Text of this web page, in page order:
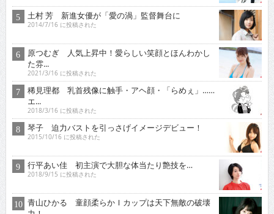
土村 芳 新進女優が「愛の渦」監督舞台に
2014/7/16 に投稿された
原つむぎ 人気上昇中！愛らしい笑顔とほんわかし
た雰...
2021/3/16 に投稿された
稀見理都 乳首残像に触手・アヘ顔・「らめぇ」……
エ...
2018/3/16 に投稿された
琴子 迫力バストを引っさげイメージデビュー！
2015/10/16 に投稿された
行平あい佳 初主演で大胆な体当たり艶技を…
2018/9/15 に投稿された
青山ひかる 童顔柔らかＩカップは天下無敵の破壊